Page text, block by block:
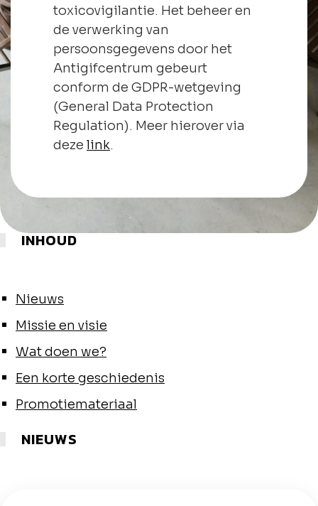
toxicovigilantie. Het beheer en
de verwerking van
persoonsgegevens door het
Antigifcentrum gebeurt
conform de GDPR-wetgeving
(General Data Protection
Regulation). Meer hierover via
deze link.
INHOUD
Nieuws
Missie en visie
Wat doen we?
Een korte geschiedenis
Promotiemateriaal
NIEUWS